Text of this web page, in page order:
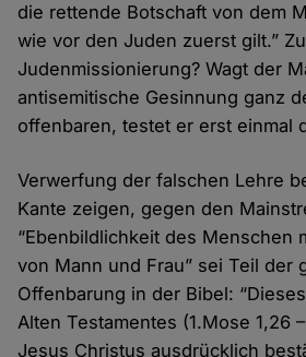
die rettende Botschaft von dem
wie vor den Juden zuerst gilt.”
Judenmissionierung? Wagt der
antisemitische Gesinnung ganz
offenbaren, testet er erst einmal
Verwerfung der falschen Lehre
Kante zeigen, gegen den
“Ebenbildlichkeit des Menschen
von Mann und Frau” sei Teil der
Offenbarung in der Bibel:
Alten Testamentes (1.Mose 1,26
Jesus Christus ausdrücklich